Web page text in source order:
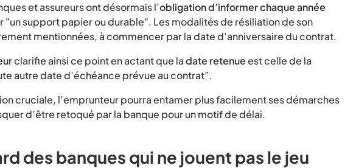
et assureurs ont désormais l’obligation d’informer chaque année
"un support papier ou durable". Les modalités de résiliation de son
mentionnées, à commencer par la date d’anniversaire du contrat.
clarifie ainsi ce point en actant que ladate retenueest celle de la
autre date d’échéance prévue au contrat”.
cruciale, l’emprunteur pourra entamer plus facilement ses démarches
d’être retoqué par la banque pour un motif de délai.
des banques qui ne jouent pas le jeu